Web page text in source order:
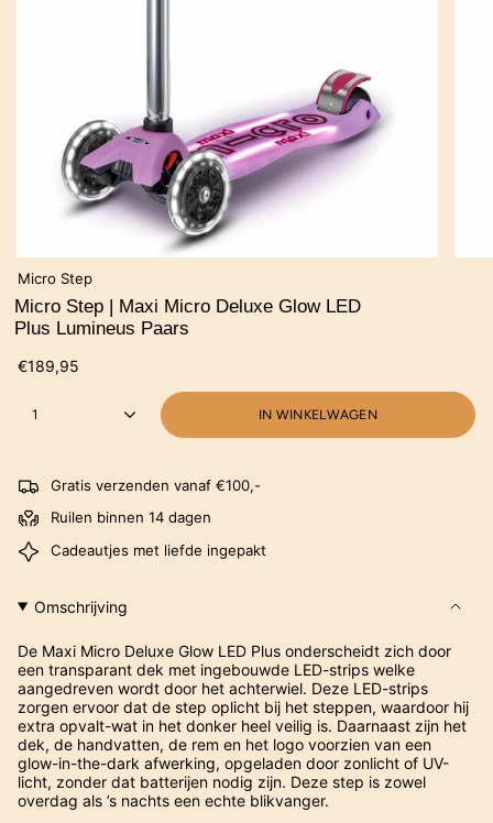
Micro Step
Micro Step | Maxi Micro Deluxe Glow LED
Plus Lumineus Paars
€189,95
1 IN WINKELWAGEN
Gratis verzenden vanaf €100,-
Ruilen binnen 14 dagen
Cadeautjes met liefde ingepakt
Omschrijving
De Maxi Micro Deluxe Glow LED Plus onderscheidt zich door
een transparant dek met ingebouwde LED-strips welke
aangedreven wordt door het achterwiel. Deze LED-strips
zorgen ervoor dat de step oplicht bij het steppen, waardoor hij
extra opvalt-wat in het donker heel veilig is. Daarnaast zijn het
dek, de handvatten, de rem en het logo voorzien van een
glow-in-the-dark afwerking, opgeladen door zonlicht of UV-
licht, zonder dat batterijen nodig zijn. Deze step is zowel
overdag als ’s nachts een echte blikvanger.